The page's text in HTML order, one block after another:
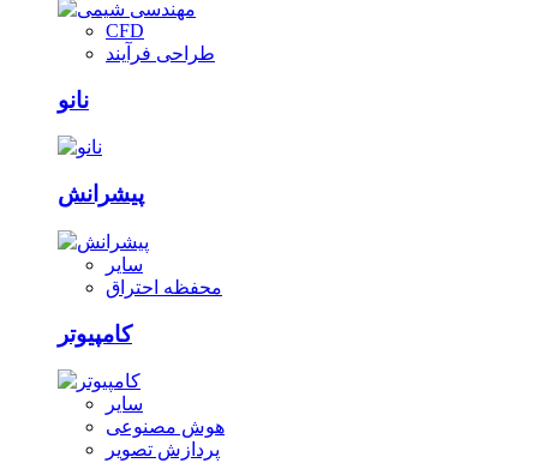
CFD
طراحی فرآیند
نانو
پیشرانش
سایر
محفظه احتراق
کامپیوتر
سایر
هوش مصنوعی
پردازش تصویر